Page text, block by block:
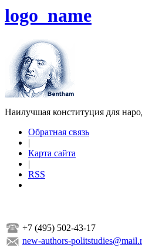
logo_name
Наилучшая конституция для
Обратная связь
|
Карта сайта
|
RSS
+7 (495) 502-43-17
new-authors-